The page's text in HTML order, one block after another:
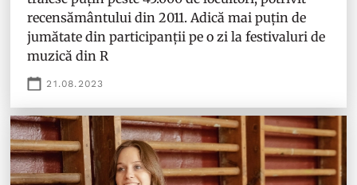
recensământului din 2011. Adică mai puțin de
jumătate din participanții pe o zi la festivaluri de
muzică din R
21.08.2023